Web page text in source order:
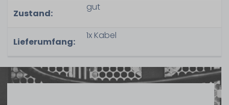
Zustand:
gut
Lieferumfang:
1x Kabel